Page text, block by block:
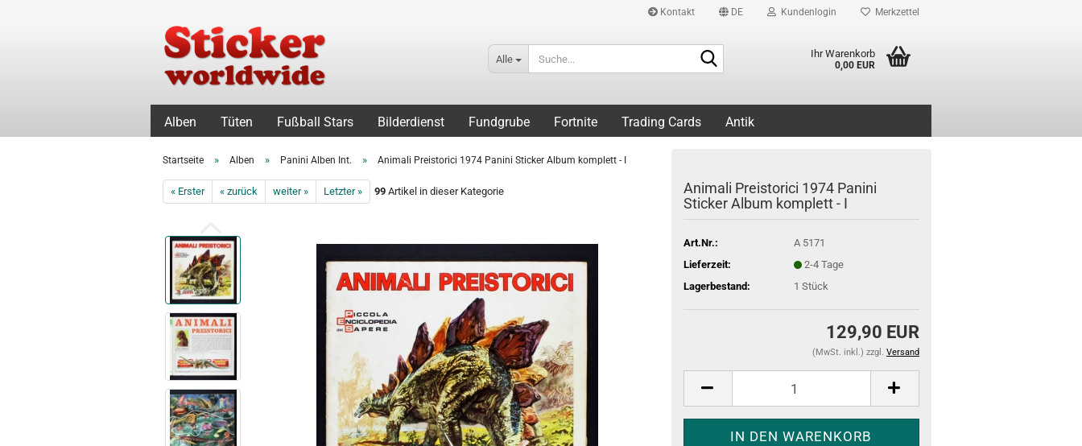
Kontakt DE Kundenlogin Merkzettel
Alle Ihr Warenkorb
0,00 EUR
Alben Tüten Fußball Stars Bilderdienst Fundgrube Fortnite Trading Cards Antik
Startseite » Alben » Panini Alben Int. » Animali Preistorici 1974 Panini Sticker Album komplett - I
« Erster « zurück weiter » Letzter » 99 Artikel in dieser Kategorie
Animali Preistorici 1974 Panini
Sticker Album komplett - I
Art.Nr.:
A 5171
Lieferzeit:
2-4 Tage
Lagerbestand:
1 Stück
129,90 EUR
(MwSt. inkl.) zzgl. Versand